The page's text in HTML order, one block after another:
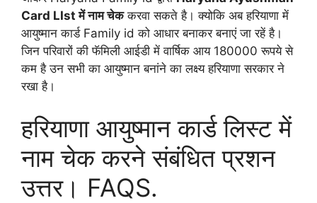
Card LIst में नाम चेककरवा सकते है। क्योकि अब हरियाणा में
आयुष्मान कार्ड Family id को आधार बनाकर बनाएं जा रहें है।
जिन परिवारों की फॅमिली आईडी में वार्षिक आय 180000 रूपये से
कम है उन सभी का आयुष्मान बनांने का लक्ष्य हरियाणा सरकार ने
रखा है।
हरियाणा आयुष्मान कार्ड लिस्ट में
नाम चेक करने संबंधित प्रशन
उत्तर। FAQS.